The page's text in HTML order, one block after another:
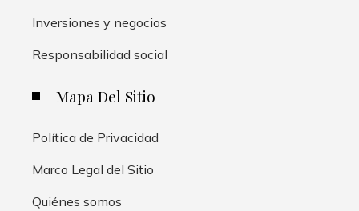
Inversiones y negocios
Responsabilidad social
Mapa Del Sitio
Política de Privacidad
Marco Legal del Sitio
Quiénes somos